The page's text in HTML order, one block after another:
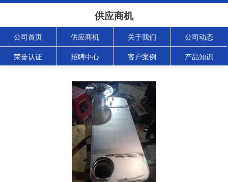
供应商机
公司首页 供应商机 关于我们 公司动态
荣誉认证 招聘中心 客户案例 产品知识